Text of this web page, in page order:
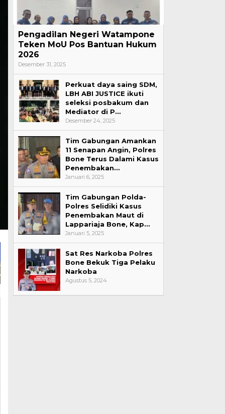
Pengadilan Negeri Watampone
Teken MoU Pos Bantuan Hukum
2026
Desember 31, 2025
Perkuat daya saing SDM,
LBH ABI JUSTICE ikuti
seleksi posbakum dan
Mediator di P…
Desember 24, 2025
Tim Gabungan Amankan
11 Senapan Angin, Polres
Bone Terus Dalami Kasus
Penembakan…
Januari 6, 2025
Tim Gabungan Polda-
Polres Selidiki Kasus
Penembakan Maut di
Lappariaja Bone, Kap…
Januari 5, 2025
Sat Res Narkoba Polres
Bone Bekuk Tiga Pelaku
Narkoba
Agustus 5, 2024